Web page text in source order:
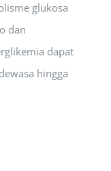
glukosa
dan
dapat
hingga